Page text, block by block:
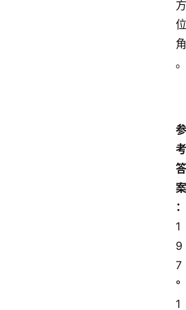
方
位
角
。
参
考
答
案
：
1
9
7
°
1